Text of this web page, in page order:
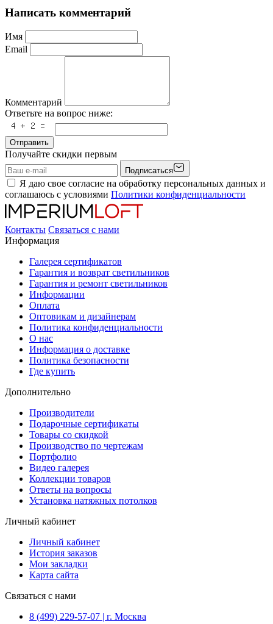
Написать комментарий
Имя
Email
Комментарий
Ответьте на вопрос ниже:
Отправить
Получайте скидки первым
Подписаться
Я даю свое согласие на обработку персональных данных и
соглашаюсь с условиями Политики конфиденциальности
Контакты Связаться с нами
Информация
Галерея сертификатов
Гарантия и возврат светильников
Гарантия и ремонт светильников
Информации
Оплата
Оптовикам и дизайнерам
Политика конфиденциальности
О нас
Информация о доставке
Политика безопасности
Где купить
Дополнительно
Производители
Подарочные сертификаты
Товары со скидкой
Производство по чертежам
Портфолио
Видео галерея
Коллекции товаров
Ответы на вопросы
Установка натяжных потолков
Личный кабинет
Личный кабинет
История заказов
Мои закладки
Карта сайта
Связаться с нами
8 (499) 229-57-07 | г. Москва